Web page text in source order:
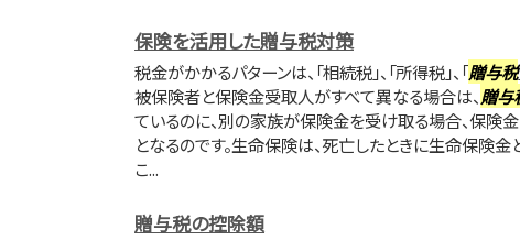
保険を活用した贈与税対策
税金がかかるパターンは、「相続税」、「所得税」、「贈与税
被保険者と保険金受取人がすべて異なる場合は、贈与
ているのに、別の家族が保険金を受け取る場合、保険金
となるのです。生命保険は、死亡したときに生命保険
こ...
贈与税の控除額